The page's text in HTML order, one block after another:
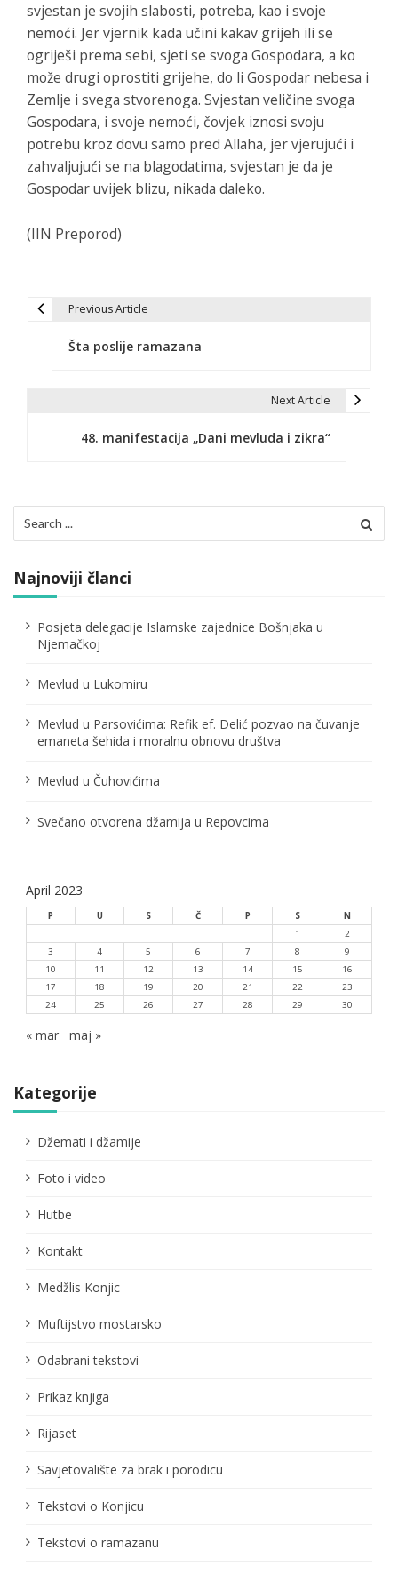
svjestan je svojih slabosti, potreba, kao i svoje
nemoći. Jer vjernik kada učini kakav grijeh ili se
ogriješi prema sebi, sjeti se svoga Gospodara, a ko
može drugi oprostiti grijehe, do li Gospodar nebesa i
Zemlje i svega stvorenoga. Svjestan veličine svoga
Gospodara, i svoje nemoći, čovjek iznosi svoju
potrebu kroz dovu samo pred Allaha, jer vjerujući i
zahvaljujući se na blagodatima, svjestan je da je
Gospodar uvijek blizu, nikada daleko.
(IIN Preporod)
c
i
j
l
n
a
Previous Article
Šta poslije ramazana
Next Article
48. manifestacija „Dani mevluda i zikra“
for:
Najnoviji članci
Posjeta delegacije Islamske zajednice Bošnjaka u
Njemačkoj
Mevlud u Lukomiru
Mevlud u Parsovićima: Refik ef. Delić pozvao na čuvanje
emaneta šehida i moralnu obnovu društva
Mevlud u Čuhovićima
Svečano otvorena džamija u Repovcima
April 2023
P U S Č P S
N
1
2
3
4 5 6 7 8
9
10
11 12 13 14 15
16
17
18 19 20 21 22
23
24
25 26 27 28 29 30
« mar maj »
Kategorije
Džemati i džamije
Foto i video
Hutbe
Kontakt
Medžlis Konjic
Muftijstvo mostarsko
Odabrani tekstovi
Prikaz knjiga
Rijaset
Savjetovalište za brak i porodicu
Tekstovi o Konjicu
Tekstovi o ramazanu